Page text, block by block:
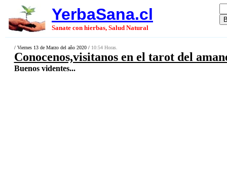
YerbaSana.cl
Sanate con hierbas, Salud Natural
/ Viernes 13 de Marzo del año 2020 / 10:54 Horas.
Conocenos,visitanos en el tarot del
Buenos videntes...